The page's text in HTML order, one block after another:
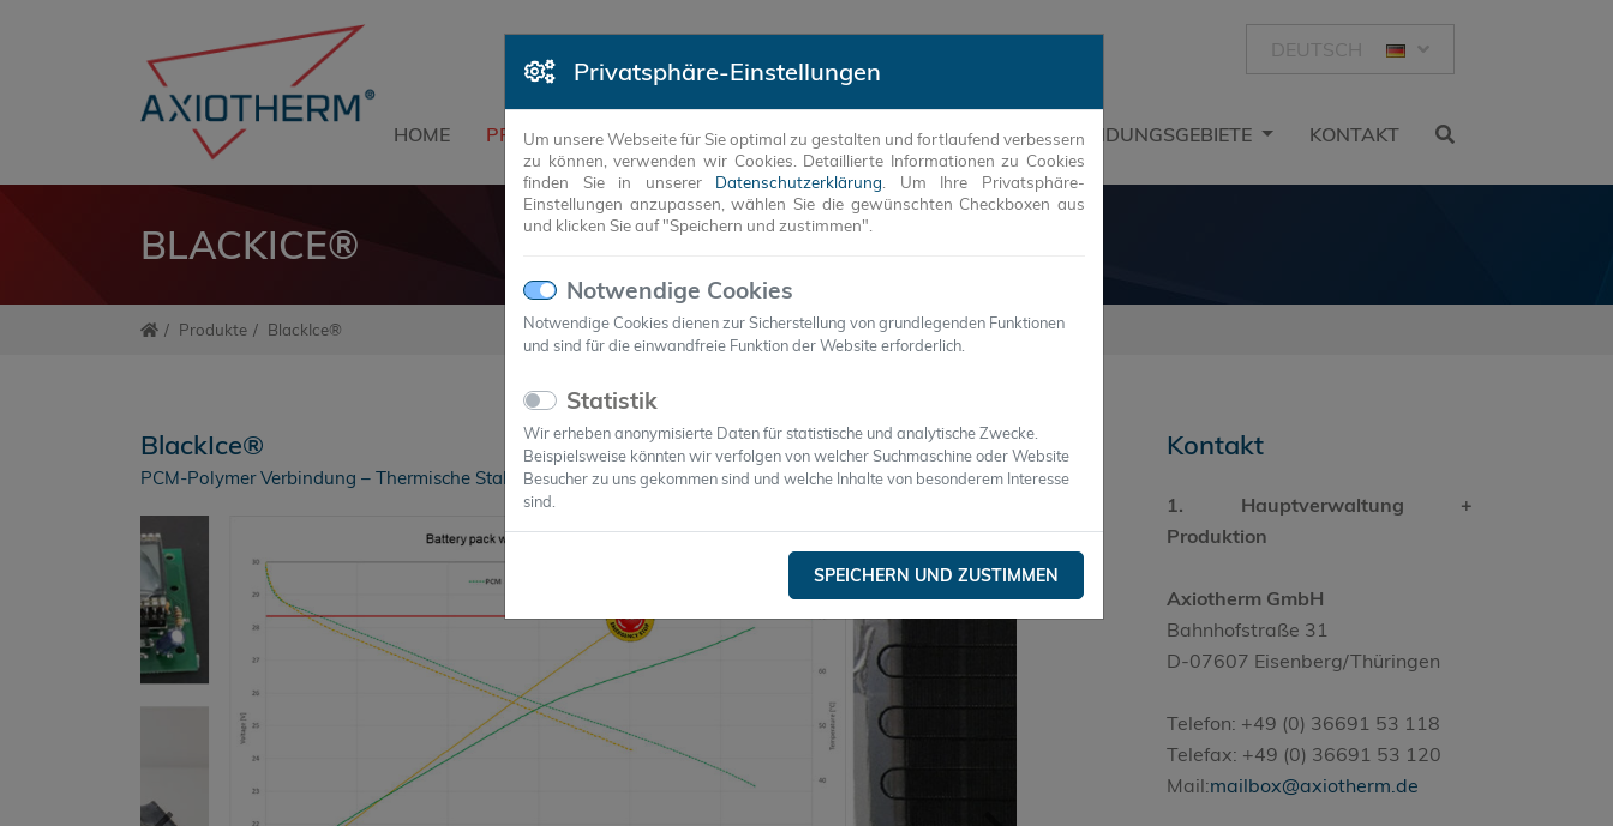
Privatsphäre-Einstellungen
Um unsere Webseite für Sie optimal zu gestalten und fortlaufend verbessern
zu können, verwenden wir Cookies. Detaillierte Informationen zu Cookies
finden Sie in unserer Datenschutzerklärung . Um Ihre Privatsphäre-
Einstellungen anzupassen, wählen Sie die gewünschten Checkboxen aus
und klicken Sie auf "Speichern und zustimmen".
Notwendige Cookies
Notwendige Cookies dienen zur Sicherstellung von grundlegenden Funktionen
und sind für die einwandfreie Funktion der Website erforderlich.
Statistik
Wir erheben anonymisierte Daten für statistische und analytische Zwecke.
Beispielsweise könnten wir verfolgen von welcher Suchmaschine oder Website
Besucher zu uns gekommen sind und welche Inhalte von besonderem Interesse
sind.
SPEICHERN UND ZUSTIMMEN
HOME PRODUKTE REFERENZEN UNTERNEHMEN ANWENDUNGSGEBIETE KONTAKT
DEUTSCH
BLACKICE®
Produkte BlackIce®
BlackIce®
PCM-Polymer Verbindung – Thermische Stabilisierung von Bauteilen und Systemen
Kontakt
1. Hauptverwaltung +
Produktion
Axiotherm GmbH
Bahnhofstraße 31
D-07607 Eisenberg/Thüringen
Telefon: +49 (0) 36691 53 118
Telefax: +49 (0) 36691 53 120
Mail:mailbox@axiotherm.de